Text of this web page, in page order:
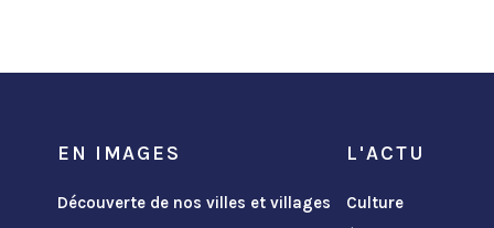
EN IMAGES
Découverte de nos villes et villages
L'ACTU
Culture